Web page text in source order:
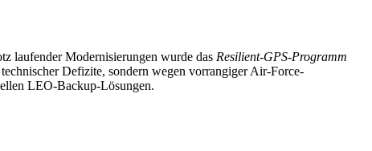
laufender Modernisierungen wurde das Resilient-GPS-Programm
Defizite, sondern wegen vorrangiger Air-Force-
LEO-Backup-Lösungen.